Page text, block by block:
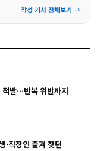
작성 기사 전체보기 →
적발…반복 위반까지
·직장인 즐겨 찾던